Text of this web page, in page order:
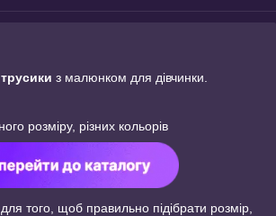
трусики з малюнком для дівчинки.
розміру, різних кольорів
того, щоб правильно підібрати розмір,